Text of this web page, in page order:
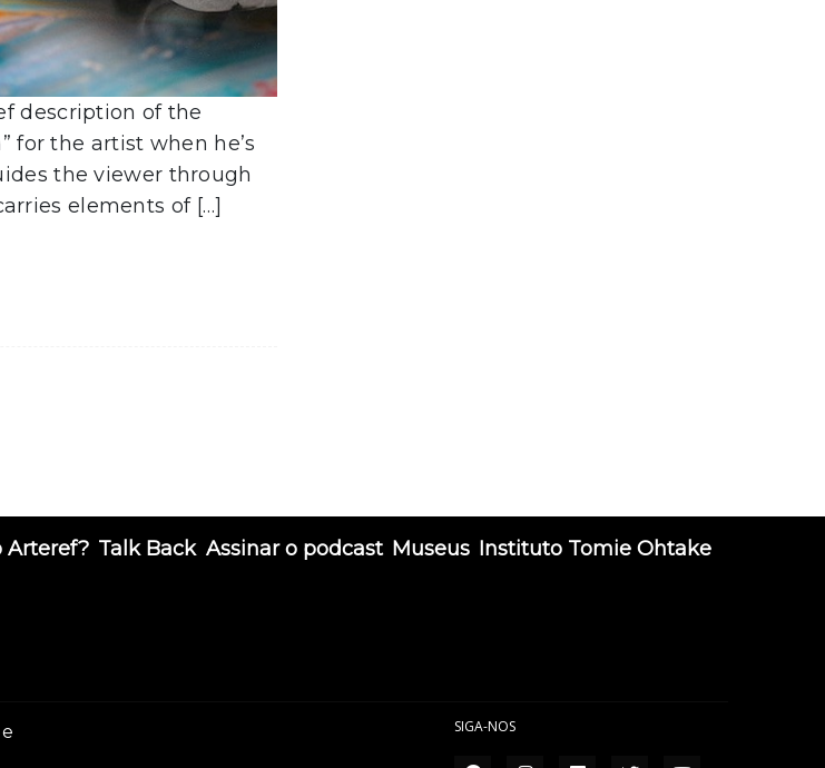
description of the
for the artist when he’s
the viewer through
elements of […]
Arteref? Talk Back Assinar o podcast Museus Instituto Tomie Ohtake
SIGA-NOS